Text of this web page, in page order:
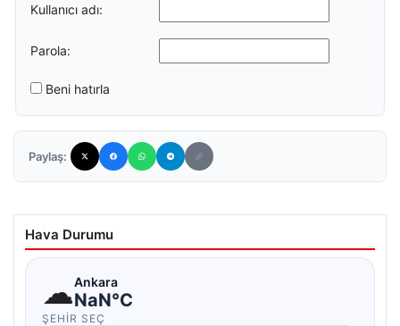
Kullanıcı adı:
Parola:
Beni hatırla
Paylaş:
Hava Durumu
☁Ankara
NaN°C
ŞEHIR SEÇ